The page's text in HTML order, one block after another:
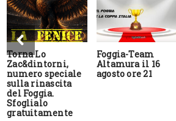
Torna Lo
Zac&dintorni,
numero speciale
sulla rinascita
del Foggia.
Sfoglialo
gratuitamente
Foggia-Team
Altamura il 16
agosto ore 21